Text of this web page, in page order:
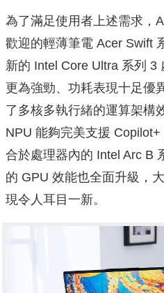
為了滿足使用者上述需求，
歡迎的輕薄筆電 Acer Swift
新的 Intel Core Ultra 系列 3
更為強勁、功耗表現十足優
了多核多執行緒的運算架構
NPU 能夠完美支援
合於處理器內的 Intel Arc B
的 GPU 效能也全面升級，
現令人耳目一新。